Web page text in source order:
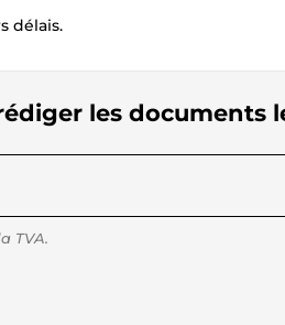
délais.
les documents
TVA.